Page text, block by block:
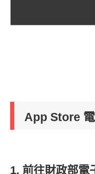
App Store
1. 前往財政部電